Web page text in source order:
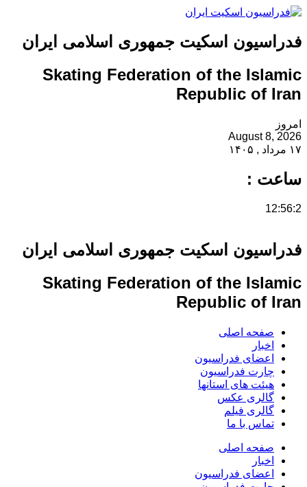
فدراسیون اسکیت جمهوری اسلامی ایران
Skating Federation of the Islamic
Republic of Iran
امروز
August 8, 2026
۱۷ مرداد , ۱۴۰۵
ساعت :
12:56:2
فدراسیون اسکیت جمهوری اسلامی ایران
Skating Federation of the Islamic
Republic of Iran
صفحه اصلی
اخبار
اعضای فدراسیون
چارت فدراسیون
هیئت های استانها
گالری عکس
گالری فیلم
تماس با ما
صفحه اصلی
اخبار
اعضای فدراسیون